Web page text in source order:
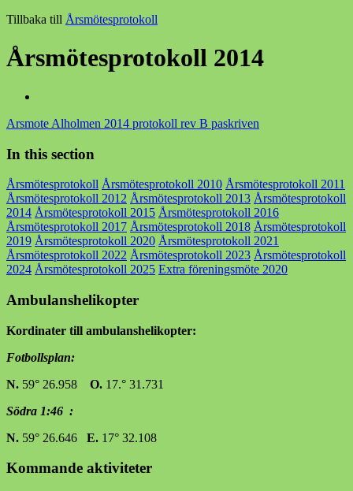
Tillbaka till Årsmötesprotokoll
Årsmötesprotokoll 2014
Arsmote Alholmen 2014 protokoll rev B paskriven
In this section
Årsmötesprotokoll Årsmötesprotokoll 2010 Årsmötesprotokoll 2011
Årsmötesprotokoll 2012 Årsmötesprotokoll 2013 Årsmötesprotokoll
2014 Årsmötesprotokoll 2015 Årsmötesprotokoll 2016
Årsmötesprotokoll 2017 Årsmötesprotokoll 2018 Årsmötesprotokoll
2019 Årsmötesprotokoll 2020 Årsmötesprotokoll 2021
Årsmötesprotokoll 2022 Årsmötesprotokoll 2023 Årsmötesprotokoll
2024 Årsmötesprotokoll 2025 Extra föreningsmöte 2020
Ambulanshelikopter
Kordinater till ambulanshelikopter:
Fotbollsplan:
N. 59° 26.958 O. 17.° 31.731
Södra 1:46 :
N. 59° 26.646 E. 17° 32.108
Kommande aktiviteter